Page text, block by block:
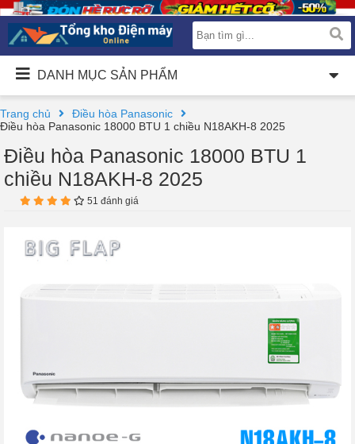
DANH MỤC SẢN PHẨM
Trang chủ
Điều hòa Panasonic
Điều hòa Panasonic 18000 BTU 1 chiều N18AKH-8 2025
Điều hòa Panasonic 18000 BTU 1
chiều N18AKH-8 2025
51 đánh giá